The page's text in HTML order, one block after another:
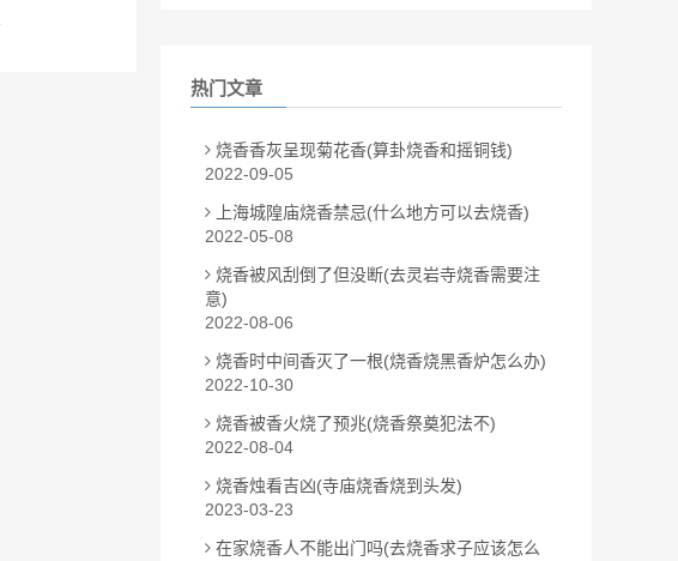
热门文章
烧香香灰呈现菊花香(算卦烧香和摇铜钱)
2022-09-05
上海城隍庙烧香禁忌(什么地方可以去烧香)
2022-05-08
烧香被风刮倒了但没断(去灵岩寺烧香需要注
意)
2022-08-06
烧香时中间香灭了一根(烧香烧黑香炉怎么办)
2022-10-30
烧香被香火烧了预兆(烧香祭奠犯法不)
2022-08-04
烧香烛看吉凶(寺庙烧香烧到头发)
2023-03-23
在家烧香人不能出门吗(去烧香求子应该怎么